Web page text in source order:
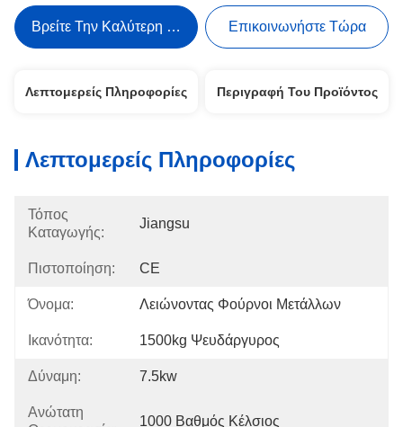
Βρείτε Την Καλύτερη Τιμή Επικοινωνήστε Τώρα
Λεπτομερείς Πληροφορίες Περιγραφή Του Προϊόντος
Λεπτομερείς Πληροφορίες
Τόπος
Καταγωγής:
Jiangsu
Πιστοποίηση: CE
Όνομα: Λειώνοντας Φούρνοι Μετάλλων
Ικανότητα: 1500kg Ψευδάργυρος
Δύναμη: 7.5kw
Ανώτατη
1000 Βαθμός Κέλσιος